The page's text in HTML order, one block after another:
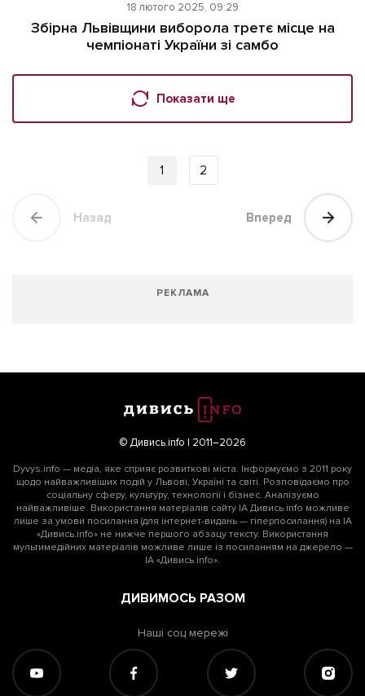
18 лютого 2025, 09:29
Збірна Львівщини виборола третє місце на
чемпіонаті України зі самбо
Показати ще
Назад
1 2
Вперед
РЕКЛАМА
© Дивись.info | 2011–2026
Dyvys.info — медіа, яке сприяє розвиткові міста. Інформуємо з 2011 року
щодо найважливіших подій у Львові, Україні та світі. Розповідаємо про
соціальну сферу, культуру, технології і бізнес. Аналізуємо
найважливіше. Використання матеріалів сайту ІА Дивись.info можливе
лише за умови посилання (для інтернет-видань — гіперпосилання) на ІА
«Дивись.info» не нижче першого абзацу тексту. Використання
мультимедійних матеріалів можливе лише із посиланням на джерело —
ІА «Дивись.info».
ДИВИМОСЬ РАЗОМ
Наші соц мережі